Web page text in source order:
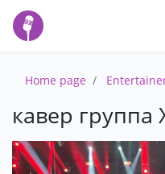
Home page
кавер